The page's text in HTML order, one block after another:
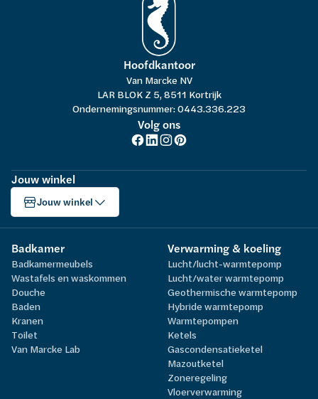
Hoofdkantoor
Van Marcke NV
LAR BLOK Z 5, 8511 Kortrijk
Ondernemingsnummer: 0443.336.223
Volg ons
Jouw winkel
Jouw winkel
Badkamer
Badkamermeubels
Wastafels en waskommen
Douche
Baden
Kranen
Toilet
Van Marcke Lab
Verwarming & koeling
Lucht/lucht-warmtepomp
Lucht/water warmtepomp
Geothermische warmtepomp
Hybride warmtepomp
Warmtepompen
Ketels
Gascondensatieketel
Mazoutketel
Zoneregeling
Vloerverwarming